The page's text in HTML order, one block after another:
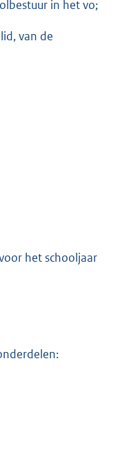
in het vo;
van de
het schooljaar